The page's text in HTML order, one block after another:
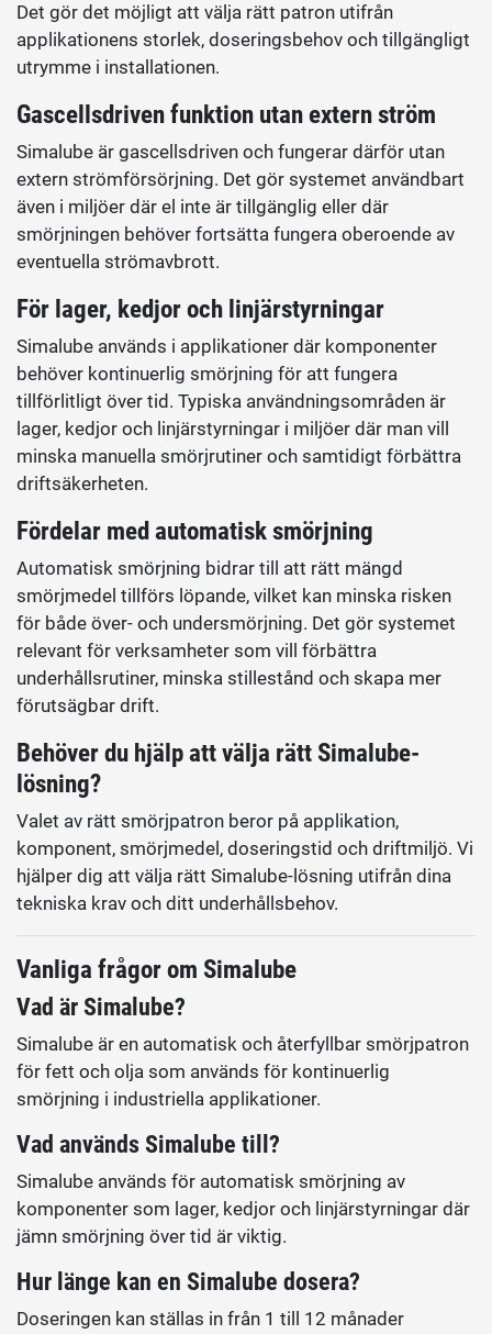
Det gör det möjligt att välja rätt patron utifrån
applikationens storlek, doseringsbehov och tillgängligt
utrymme i installationen.
Gascellsdriven funktion utan extern ström
Simalube är gascellsdriven och fungerar därför utan
extern strömförsörjning. Det gör systemet användbart
även i miljöer där el inte är tillgänglig eller där
smörjningen behöver fortsätta fungera oberoende av
eventuella strömavbrott.
För lager, kedjor och linjärstyrningar
Simalube används i applikationer där komponenter
behöver kontinuerlig smörjning för att fungera
tillförlitligt över tid. Typiska användningsområden är
lager, kedjor och linjärstyrningar i miljöer där man vill
minska manuella smörjrutiner och samtidigt förbättra
driftsäkerheten.
Fördelar med automatisk smörjning
Automatisk smörjning bidrar till att rätt mängd
smörjmedel tillförs löpande, vilket kan minska risken
för både över- och undersmörjning. Det gör systemet
relevant för verksamheter som vill förbättra
underhållsrutiner, minska stillestånd och skapa mer
förutsägbar drift.
Behöver du hjälp att välja rätt Simalube-
lösning?
Valet av rätt smörjpatron beror på applikation,
komponent, smörjmedel, doseringstid och driftmiljö. Vi
hjälper dig att välja rätt Simalube-lösning utifrån dina
tekniska krav och ditt underhållsbehov.
Vanliga frågor om Simalube
Vad är Simalube?
Simalube är en automatisk och återfyllbar smörjpatron
för fett och olja som används för kontinuerlig
smörjning i industriella applikationer.
Vad används Simalube till?
Simalube används för automatisk smörjning av
komponenter som lager, kedjor och linjärstyrningar där
jämn smörjning över tid är viktig.
Hur länge kan en Simalube dosera?
Doseringen kan ställas in från 1 till 12 månader